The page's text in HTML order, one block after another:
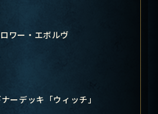
ワー・エボルヴ
ーデッキ「ウィッチ」